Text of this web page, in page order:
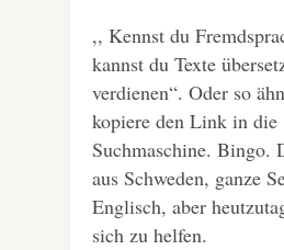
,, Kennst du
kannst du Texte
verdienen“. Oder so
kopiere den Link in die
Suchmaschine. Bingo.
aus Schweden, ganze
Englisch, aber
sich zu helfen.